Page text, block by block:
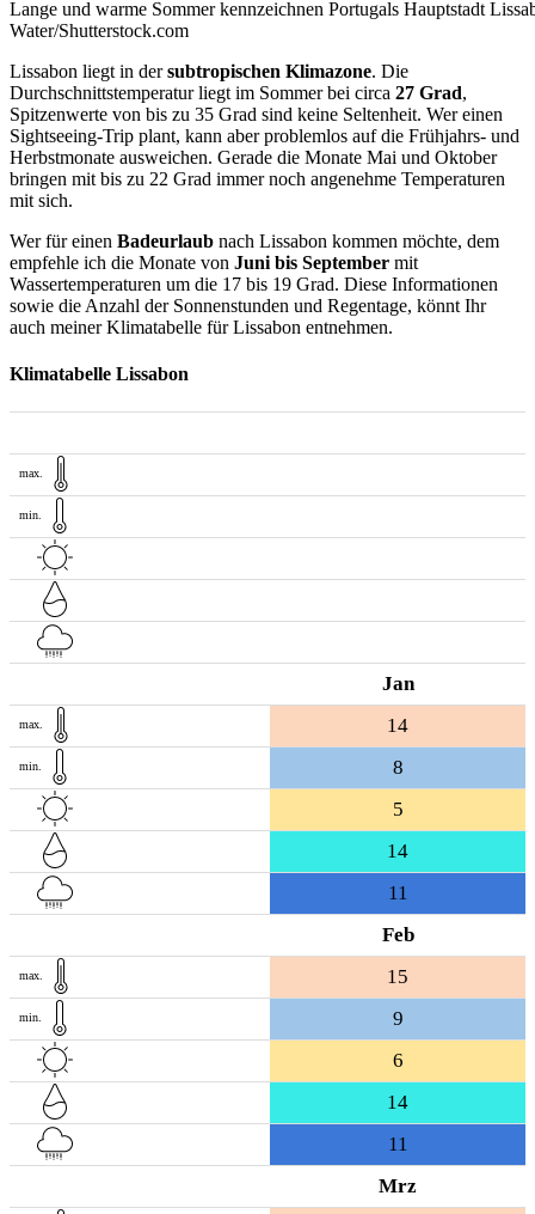
Lange und warme Sommer kennzeichnen Portugals Hauptstadt
Water/Shutterstock.com
Lissabon liegt in dersubtropischen Klimazone. Die
Durchschnittstemperatur liegt im Sommer bei circa 27 Grad,
Spitzenwerte von bis zu 35 Grad sind keine Seltenheit. Wer einen
Sightseeing-Trip plant, kann aber problemlos auf die Frühjahrs- und
Herbstmonate ausweichen. Gerade die Monate Mai und Oktober
bringen mit bis zu 22 Grad immer noch angenehme Temperaturen
mit sich.
Wer für einen Badeurlaub nach Lissabon kommen möchte, dem
empfehle ich die Monate von Juni bis September mit
Wassertemperaturen um die 17 bis 19 Grad. Diese Informationen
sowie die Anzahl der Sonnenstunden und Regentage, könnt Ihr
auch meiner Klimatabelle für Lissabon entnehmen.
Klimatabelle Lissabon
max.
min.
Jan
max. 14
min.
8
5
14
11
Feb
max. 15
min.
9
6
14
11
Mrz